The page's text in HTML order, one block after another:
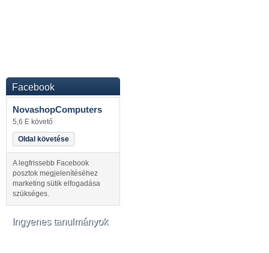
Facebook
NovashopComputers
5,6 E követő
Oldal követése
A legfrissebb Facebook
posztok megjelenítéséhez
marketing sütik elfogadása
szükséges.
Ingyenes tanulmányok